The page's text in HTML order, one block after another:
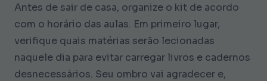
Antes de sair de casa, organize o kit de acordo
com o horário das aulas. Em primeiro lugar,
verifique quais matérias serão lecionadas
naquele dia para evitar carregar livros e cadernos
desnecessários. Seu ombro vai agradecer e,